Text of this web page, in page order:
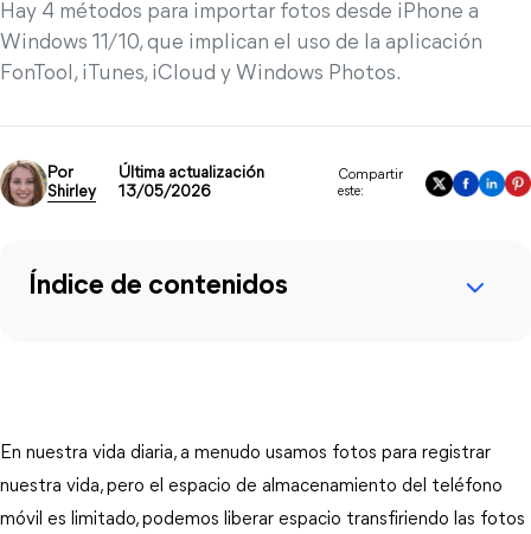
Hay 4 métodos para importar fotos desde iPhone a
Windows 11/10, que implican el uso de la aplicación
FonTool, iTunes, iCloud y Windows Photos.
Por
Shirley
Última actualización
13/05/2026
Compartir
este:
Índice de contenidos
En nuestra vida diaria, a menudo usamos fotos para registrar
nuestra vida, pero el espacio de almacenamiento del teléfono
móvil es limitado, podemos liberar espacio transfiriendo las fotos